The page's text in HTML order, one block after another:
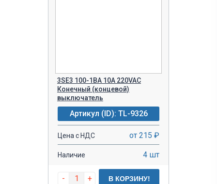
3SE3 100-1BA 10A 220VAC
Конечный (концевой)
выключатель
Артикул (ID): TL-9326
Цена с НДС от 215 ₽
Наличие 4 шт
- + В КОРЗИНУ!